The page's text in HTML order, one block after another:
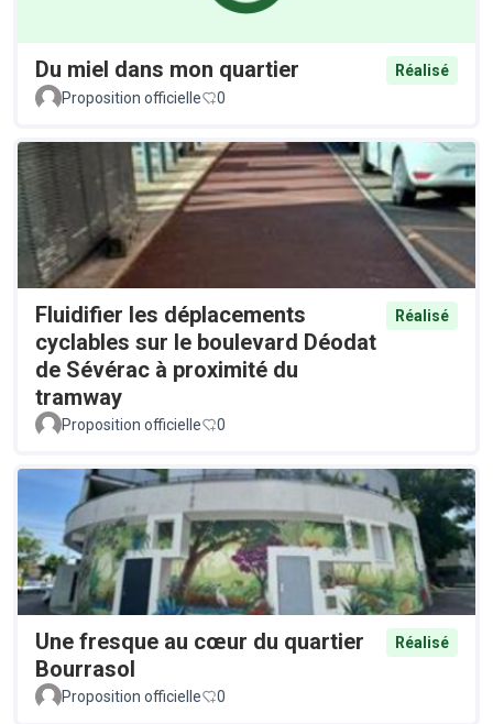
Du miel dans mon quartier
Réalisé
Proposition officielle
0
Fluidifier les déplacements
cyclables sur le boulevard Déodat
de Sévérac à proximité du
tramway
Réalisé
Proposition officielle 0
Une fresque au cœur du quartier
Bourrasol
Réalisé
Proposition officielle 0